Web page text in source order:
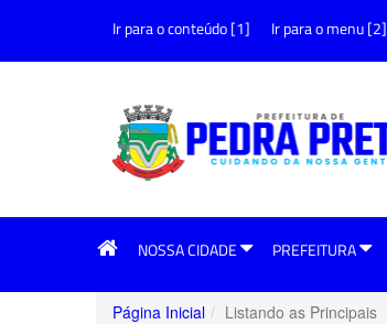
Ir para o conteúdo [1] Ir para o menu [2]
NOSSA CIDADE PREFEITURA
Página Inicial Listando as Principais